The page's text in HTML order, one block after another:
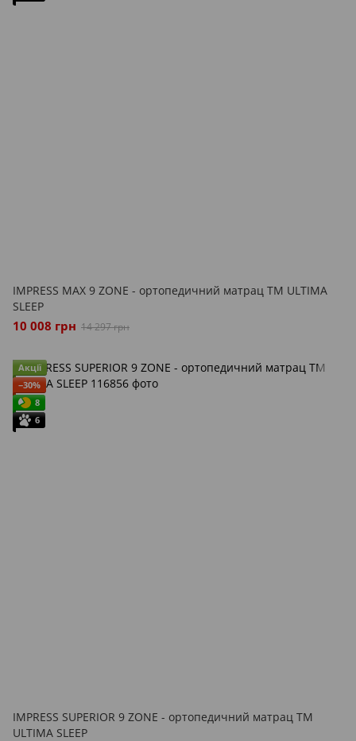
IMPRESS MAX 9 ZONE - ортопедичний матрац ТМ ULTIMA
SLEEP
10 008 грн 14 297 грн
Акції
−30%
8
6
IMPRESS SUPERIOR 9 ZONE - ортопедичний матрац ТМ
ULTIMA SLEEP